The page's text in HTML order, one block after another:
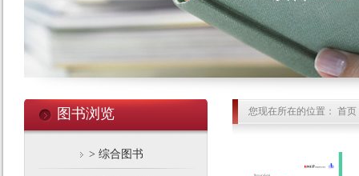
图书浏览
> 综合图书
您现在所在的位置： 首